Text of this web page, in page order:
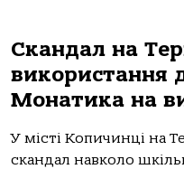
Скандал на
використання
Монатика на
У місті Копичинці на
скандал навколо